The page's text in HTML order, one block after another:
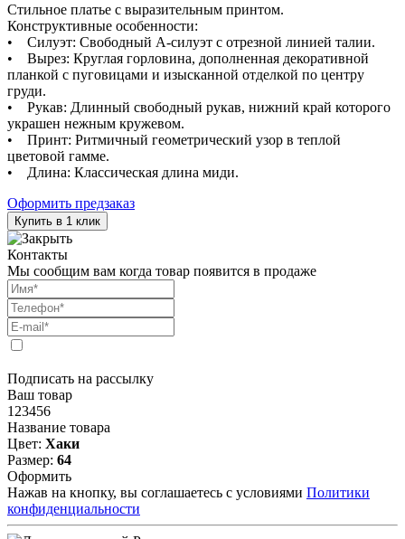
Стильное платье с выразительным принтом.
Конструктивные особенности:
• Силуэт: Свободный А-силуэт с отрезной линией талии.
• Вырез: Круглая горловина, дополненная декоративной
планкой с пуговицами и изысканной отделкой по центру
груди.
• Рукав: Длинный свободный рукав, нижний край которого
украшен нежным кружевом.
• Принт: Ритмичный геометрический узор в теплой
цветовой гамме.
• Длина: Классическая длина миди.
Оформить предзаказ
Купить в 1 клик
Контакты
Мы сообщим вам когда товар появится в продаже
Подписать на рассылку
Ваш товар
123456
Название товара
Цвет: Хаки
Размер: 64
Оформить
Нажав на кнопку, вы соглашаетесь с условиями Политики
конфиденциальности